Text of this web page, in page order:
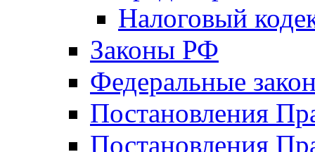
Налоговый
Законы РФ
Федеральные
Постановления
Постановления